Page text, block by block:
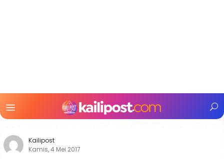
Mobile
Kailipost
Kamis, 4 Mei 2017